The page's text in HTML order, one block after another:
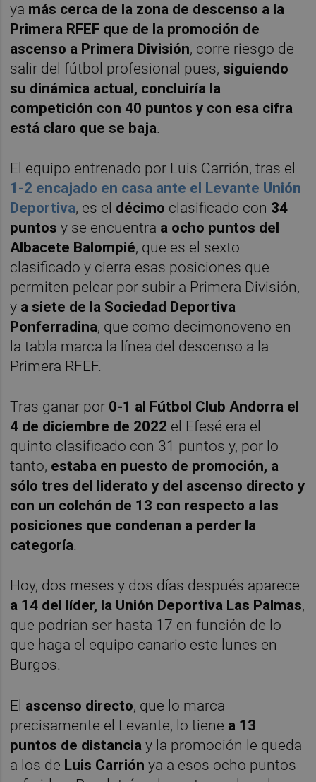
ya más cerca de la zona de descenso a la
Primera RFEF que de la promoción de
ascenso a Primera División, corre riesgo de
salir del fútbol profesional pues,siguiendo
su dinámica actual, concluiría la
competición con 40 puntos y con esa cifra
está claro que se baja.
El equipo entrenado por Luis Carrión, tras el
1-2 encajado en casa ante el Levante Unión
Deportiva, es el décimo clasificado con 34
puntos y se encuentra a ocho puntos del
Albacete Balompié, que es el sexto
clasificado y cierra esas posiciones que
permiten pelear por subir a Primera División,
y a siete de la Sociedad Deportiva
Ponferradina, que como decimonoveno en
la tabla marca la línea del descenso a la
Primera RFEF.
Tras ganar por 0-1 al Fútbol Club Andorra el
4 de diciembre de 2022 el Efesé era el
quinto clasificado con 31 puntos y, por lo
tanto, estaba en puesto de promoción, a
sólo tres del liderato y del ascenso directo y
con un colchón de 13 con respecto a las
posiciones que condenan a perder la
categoría.
Hoy, dos meses y dos días después aparece
a 14 del líder, la Unión Deportiva Las Palmas,
que podrían ser hasta 17 en función de lo
que haga el equipo canario este lunes en
Burgos.
El ascenso directo, que lo marca
precisamente el Levante, lo tiene a 13
puntos de distanciay la promoción le queda
a los de Luis Carrión ya a esos ocho puntos